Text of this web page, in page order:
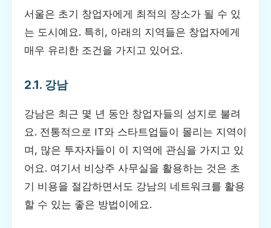
서울은 초기 창업자에게 최적의 장소가 될 수 있
는 도시예요. 특히, 아래의 지역들은 창업자에게
매우 유리한 조건을 가지고 있어요.
2.1. 강남
강남은 최근 몇 년 동안 창업자들의 성지로 불려
요. 전통적으로 IT와 스타트업들이 몰리는 지역이
며, 많은 투자자들이 이 지역에 관심을 가지고 있
어요. 여기서 비상주 사무실을 활용하는 것은 초
기 비용을 절감하면서도 강남의 네트워크를 활용
할 수 있는 좋은 방법이에요.